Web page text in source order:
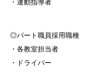
・運動指導者
◎パート職員採用職種
・各教室担当者
・ドライバー